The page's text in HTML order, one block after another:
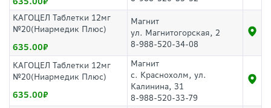
КАГОЦЕЛ Таблетки 12мг
№20(Ниармедик Плюс)
635.00
Магнит
ул. Магнитогорская, 2
8-988-520-34-08
КАГОЦЕЛ Таблетки 12мг
№20(Ниармедик Плюс)
635.00
Магнит
с. Краснохолм, ул.
Калинина, 31
8-988-520-33-79